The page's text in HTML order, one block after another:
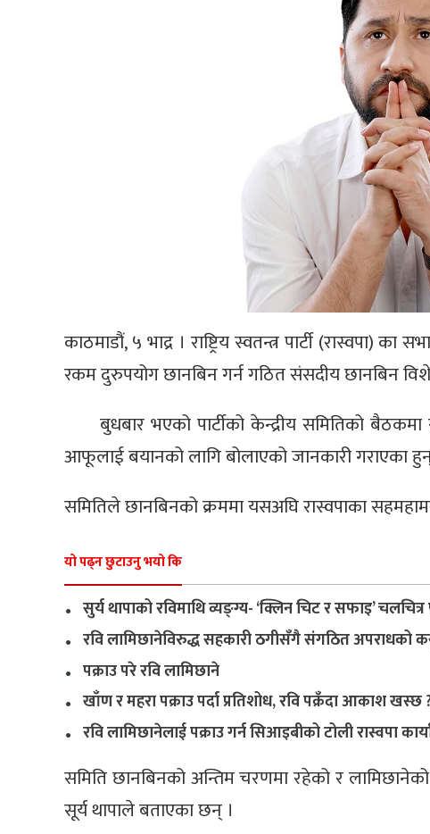
काठमाडौं, ५ भाद्र । राष्ट्रिय स्वतन्त्र पार्टी
रकम दुरुपयोग छानबिन गर्न गठित संसदीय छानबिन
बुधबार भएको पार्टीको केन्द्रीय समितिको
आफूलाई बयानको लागि बोलाएको जानकारी गराएका
समितिले छानबिनको क्रममा यसअघि रास्वपाका
यो पढ्न छुटाउनु भयो कि
. सुर्य थापाको रविमाथि व्यङ्ग्य- ‘क्लिन चिट र सफाइ’
. रवि लामिछानेविरुद्ध सहकारी ठगीसँगै संगठित अपराधको
. पक्राउ परे रवि लामिछाने
. खाँण र महरा पक्राउ पर्दा प्रतिशोध, रवि पक्रँदा आकाश खस्छ
. रवि लामिछानेलाई पक्राउ गर्न सिआइबीको टोली रास्वपा
समिति छानबिनको अन्तिम चरणमा रहेको र
सूर्य थापाले बताएका छन् ।